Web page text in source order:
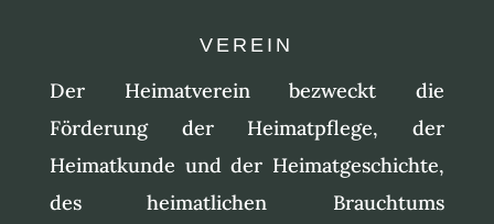
VEREIN
Der Heimatverein bezweckt die
Förderung der Heimatpflege, der
Heimatkunde und der Heimatgeschichte,
des heimatlichen Brauchtums